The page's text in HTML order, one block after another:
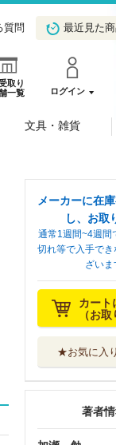
質問 最近見た
取り
一覧
ログイン
文具・雑貨
メーカーに在
し、お取
通常1週間~4週
切れ等で入手で
ざいま
カート
（お取
★お気に入
著者